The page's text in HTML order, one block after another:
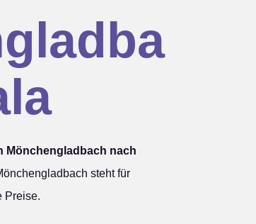
Mönchengladbach nach
steht für
Preise.